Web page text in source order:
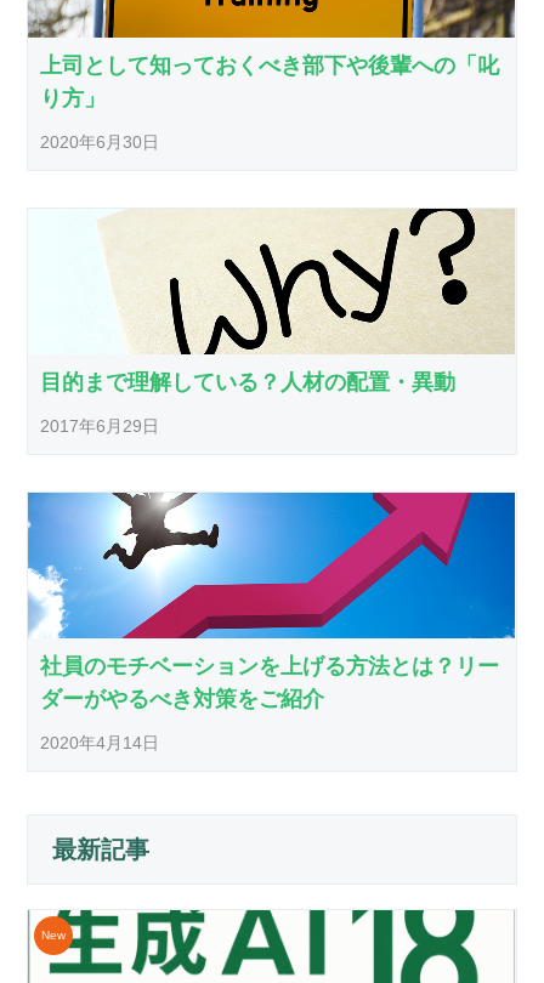
上司として知っておくべき部下や後輩への「叱
り方」
2020年6月30日
目的まで理解している？人材の配置・異動
2017年6月29日
社員のモチベーションを上げる方法とは？リー
ダーがやるべき対策をご紹介
2020年4月14日
最新記事